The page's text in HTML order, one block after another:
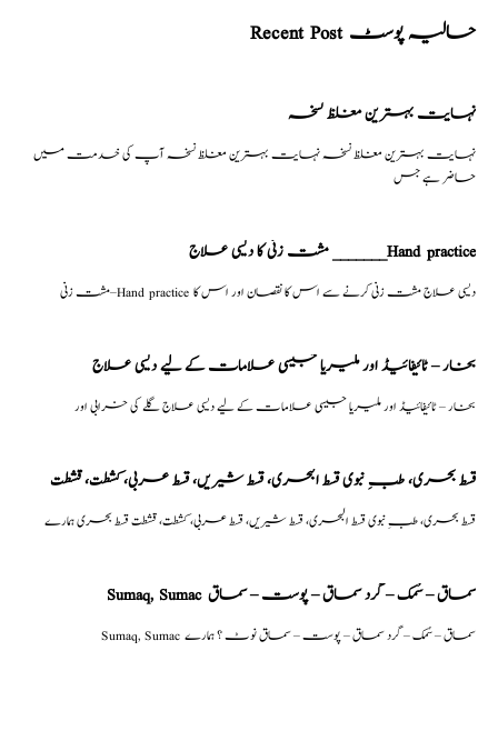
Recent Post حالیہ پوسٹ
نہایت بہترین مغلظ نسخہ
نہایت بہترین مغلظ نسخہ نہایت بہترین مغلظ نسخہ آپ کی خدمت میں
حاضر ہے جس
مشت زنی کا دیسی علاج _______Hand practice
مشت زنی–Hand practice دیسی علاج مشت زنی کرنے سے اس کا نقصان اور اس کا
بخار – ٹائیفائیڈ اور ملیریا جیسی علامات کے لیے دیسی علاج
بخار – ٹائیفائیڈ اور ملیریا جیسی علامات کے لیے دیسی علاج گلے کی خرابی اور
قسط بحری، طبِ نبوی قسط البحری، قسط شیریں، قسط عربی، كشطت، قشطت
قسط بحری، طبِ نبوی قسط البحری، قسط شیریں، قسط عربی، كشطت، قشطت قسط بحری ہمارے
Sumaq, Sumac سماق – سُمک – گرد سماق – پوست – سماق
Sumaq, Sumac سماق – سُمک – گرد سماق – پوست – سماق نوٹ ؟ ہمارے